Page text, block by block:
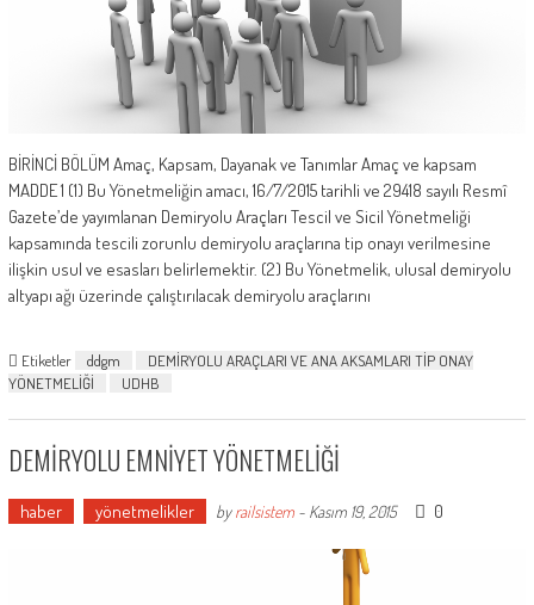
BİRİNCİ BÖLÜM Amaç, Kapsam, Dayanak ve Tanımlar Amaç ve kapsam
MADDE 1 (1) Bu Yönetmeliğin amacı, 16/7/2015 tarihli ve 29418 sayılı Resmî
Gazete’de yayımlanan Demiryolu Araçları Tescil ve Sicil Yönetmeliği
kapsamında tescili zorunlu demiryolu araçlarına tip onayı verilmesine
ilişkin usul ve esasları belirlemektir. (2) Bu Yönetmelik, ulusal demiryolu
altyapı ağı üzerinde çalıştırılacak demiryolu araçlarını
Etiketler ddgm
DEMİRYOLU ARAÇLARI VE ANA AKSAMLARI TİP ONAY
YÖNETMELİĞİ
UDHB
DEMİRYOLU EMNİYET YÖNETMELİĞİ
haber yönetmelikler byrailsistem- Kasım 19, 2015 0